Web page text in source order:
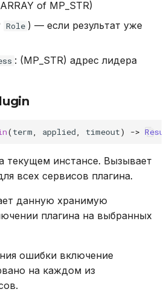
of MP_STR)
Role ) — если результат уже
: (MP_STR) адрес лидера
(term applied timeout) ->
текущем инстансе. Вызывает
всех сервисов плагина.
данную хранимую
плагина на выбранных
ошибки включение
на каждом из